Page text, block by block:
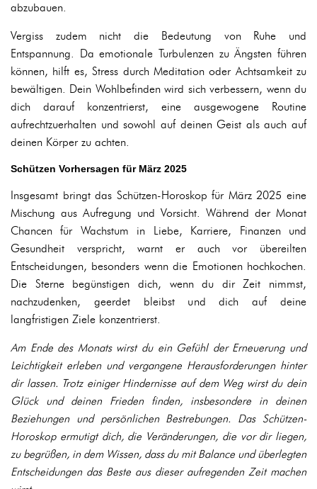
abzubauen.
Vergiss zudem nicht die Bedeutung von Ruhe und
Entspannung. Da emotionale Turbulenzen zu Ängsten führen
können, hilft es, Stress durch Meditation oder Achtsamkeit zu
bewältigen. Dein Wohlbefinden wird sich verbessern, wenn du
dich darauf konzentrierst, eine ausgewogene Routine
aufrechtzuerhalten und sowohl auf deinen Geist als auch auf
deinen Körper zu achten.
Schützen Vorhersagen für März 2025
Insgesamt bringt das Schützen-Horoskop für März 2025 eine
Mischung aus Aufregung und Vorsicht. Während der Monat
Chancen für Wachstum in Liebe, Karriere, Finanzen und
Gesundheit verspricht, warnt er auch vor übereilten
Entscheidungen, besonders wenn die Emotionen hochkochen.
Die Sterne begünstigen dich, wenn du dir Zeit nimmst,
nachzudenken, geerdet bleibst und dich auf deine
langfristigen Ziele konzentrierst.
Am Ende des Monats wirst du ein Gefühl der Erneuerung und
Leichtigkeit erleben und vergangene Herausforderungen hinter
dir lassen. Trotz einiger Hindernisse auf dem Weg wirst du dein
Glück und deinen Frieden finden, insbesondere in deinen
Beziehungen und persönlichen Bestrebungen. Das Schützen-
Horoskop ermutigt dich, die Veränderungen, die vor dir liegen,
zu begrüßen, in dem Wissen, dass du mit Balance und überlegten
Entscheidungen das Beste aus dieser aufregenden Zeit machen